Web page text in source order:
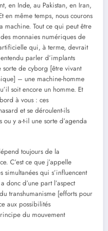
en Inde, au Pakistan, en Iran,
en même temps, nous courons
machine. Tout ce qui peut être
monnaies numériques de
qui, à terme, devrait
parler d’implants
de cyborg [être vivant
– une machine-homme
soit encore un homme. Et
à vous : ces
et se déroulent-ils
y a-t-il une sorte d’agenda
toujours de la
C’est ce que j’appelle
simultanées qui s’influencent
donc d’une part l’aspect
transhumanisme [efforts pour
aux possibilités
du mouvement